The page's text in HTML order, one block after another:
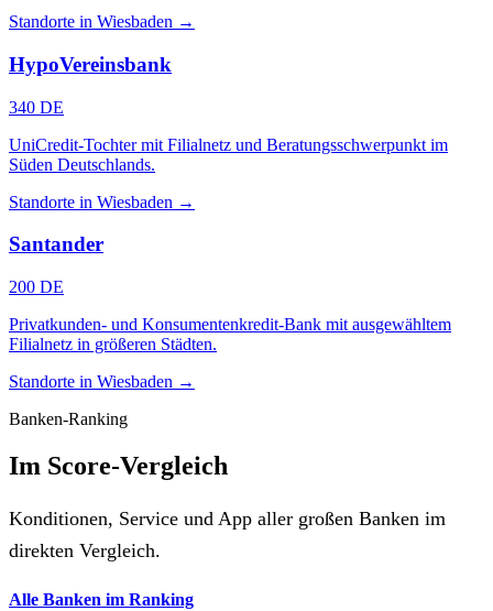
Standorte in Wiesbaden →
HypoVereinsbank
340 DE
UniCredit-Tochter mit Filialnetz und Beratungsschwerpunkt im
Süden Deutschlands.
Standorte in Wiesbaden →
Santander
200 DE
Privatkunden- und Konsumentenkredit-Bank mit ausgewähltem
Filialnetz in größeren Städten.
Standorte in Wiesbaden →
Banken-Ranking
Im Score-Vergleich
Konditionen, Service und App aller großen Banken im
direkten Vergleich.
Alle Banken im Ranking